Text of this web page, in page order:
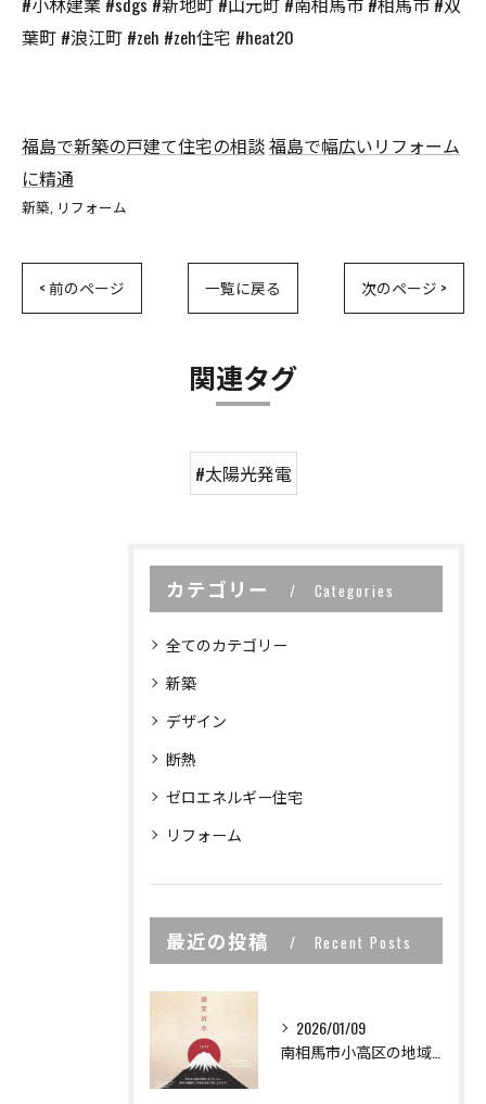
葉町 #浪江町 #zeh #zeh住宅 #heat20
福島で新築の戸建て住宅の相談福島で幅広いリフォーム
に精通
新築 リフォーム
< 前のページ 一覧に戻る 次のページ >
関連タグ
#太陽光発電
カテゴリー Categories
全てのカテゴリー
新築
デザイン
断熱
ゼロエネルギー住宅
リフォーム
最近の投稿 Recent Posts
2026/01/09
南相馬市小高区の地域密着型工務店の小林建業で